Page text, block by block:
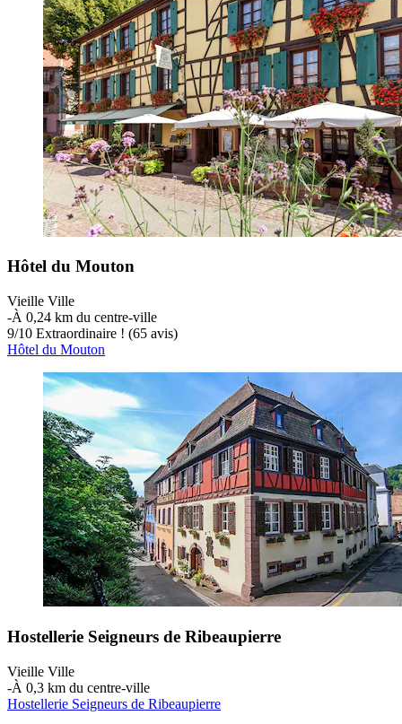
Hôtel du Mouton
Vieille Ville
‐À 0,24 km du centre-ville
9/10 Extraordinaire ! (65 avis)
Hôtel du Mouton
Hostellerie Seigneurs de Ribeaupierre
Vieille Ville
‐À 0,3 km du centre-ville
Hostellerie Seigneurs de Ribeaupierre